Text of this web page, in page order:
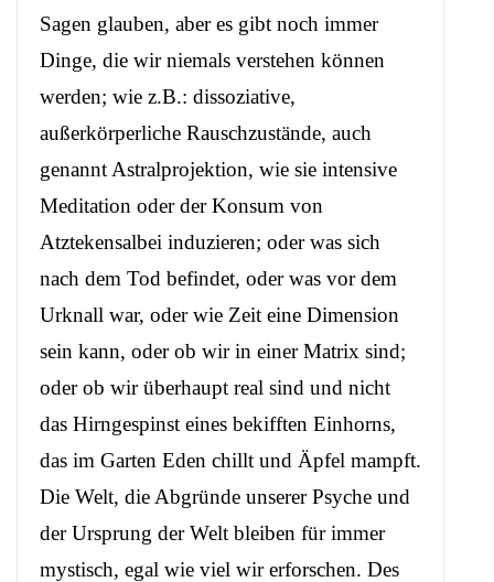
Sagen glauben, aber es gibt noch immer
Dinge, die wir niemals verstehen können
werden; wie z.B.: dissoziative,
außerkörperliche Rauschzustände, auch
genannt Astralprojektion, wie sie intensive
Meditation oder der Konsum von
Atztekensalbei induzieren; oder was sich
nach dem Tod befindet, oder was vor dem
Urknall war, oder wie Zeit eine Dimension
sein kann, oder ob wir in einer Matrix sind;
oder ob wir überhaupt real sind und nicht
das Hirngespinst eines bekifften Einhorns,
das im Garten Eden chillt und Äpfel mampft.
Die Welt, die Abgründe unserer Psyche und
der Ursprung der Welt bleiben für immer
mystisch, egal wie viel wir erforschen. Des